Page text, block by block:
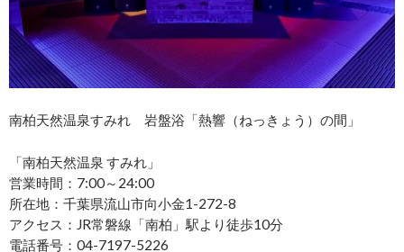
南柏天然温泉すみれ 岩盤浴「熱響（ねっきょう）の間」
「南柏天然温泉 すみれ」
営業時間：7:00～24:00
所在地：千葉県流山市向小金1-272-8
アクセス：JR常磐線「南柏」駅より徒歩10分
電話番号：04-7197-5226